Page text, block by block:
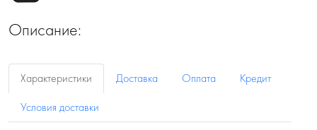
Описание:
Характеристики Доставка Оплата
Кредит
Условия доставки